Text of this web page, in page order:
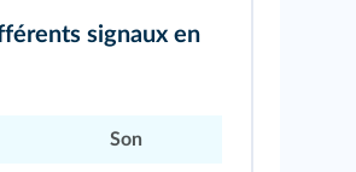
signaux en
Son